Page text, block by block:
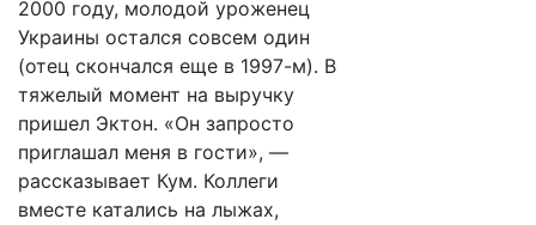
2000 году, молодой уроженец
Украины остался совсем один
(отец скончался еще в 1997-м). В
тяжелый момент на выручку
пришел Эктон. «Он запросто
приглашал меня в гости», —
рассказывает Кум. Коллеги
вместе катались на лыжах,